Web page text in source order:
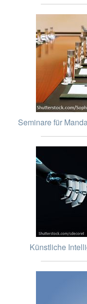
Seminare für
Künstliche